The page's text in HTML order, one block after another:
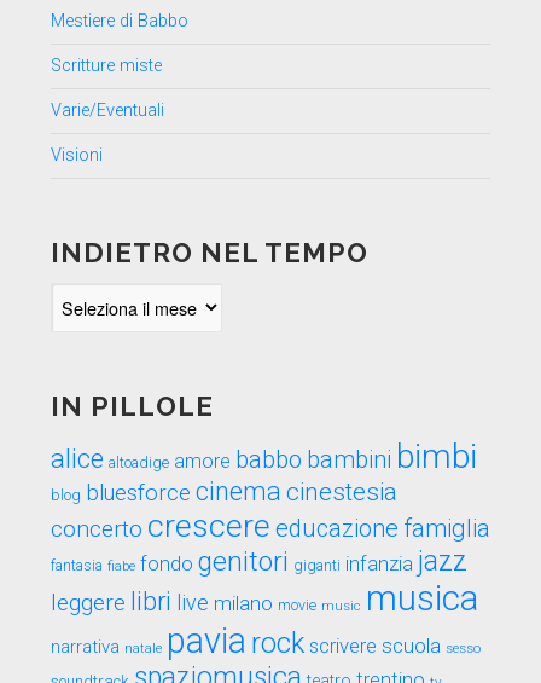
Mestiere di Babbo
Scritture miste
Varie/Eventuali
Visioni
INDIETRO NEL TEMPO
IN PILLOLE
alice altoadige amore babbo bambini bimbi
blog bluesforce cinema cinestesia
concerto crescere educazione famiglia
fantasia fiabe fondo genitori giganti infanzia jazz
leggere libri live milano movie music musica
narrativa natale pavia rock scrivere scuola sesso